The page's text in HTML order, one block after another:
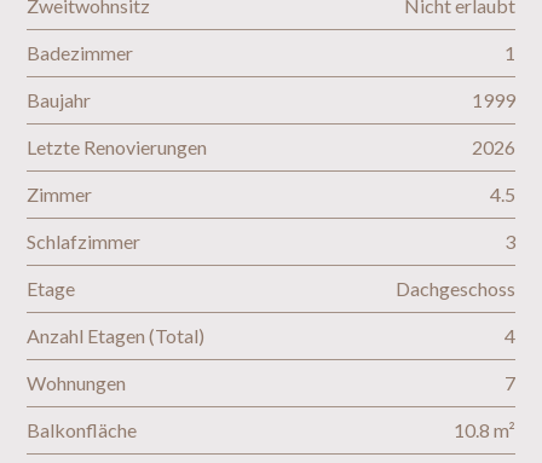
Zweitwohnsitz Nicht erlaubt
Badezimmer 1
Baujahr 1999
Letzte Renovierungen 2026
Zimmer 4.5
Schlafzimmer 3
Etage Dachgeschoss
Anzahl Etagen (Total) 4
Wohnungen 7
Balkonfläche 10.8 m²